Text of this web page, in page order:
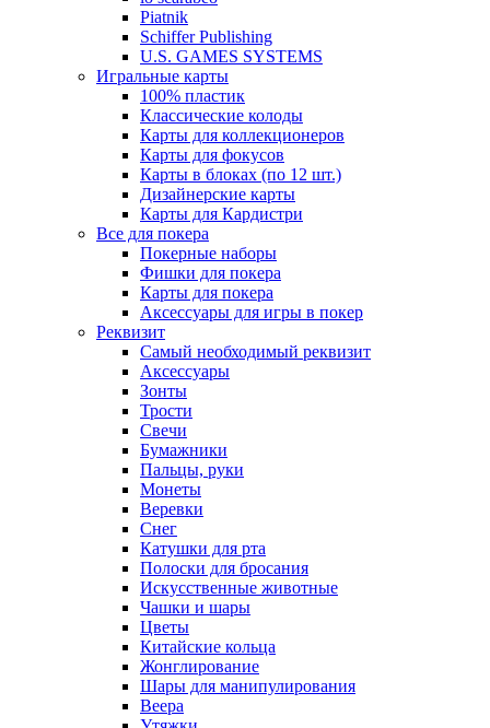
Piatnik
Schiffer Publishing
U.S. GAMES SYSTEMS
Игральные карты
100% пластик
Классические колоды
Карты для коллекционеров
Карты для фокусов
Карты в блоках (по 12 шт.)
Дизайнерские карты
Карты для Кардистри
Все для покера
Покерные наборы
Фишки для покера
Карты для покера
Аксессуары для игры в покер
Реквизит
Самый необходимый реквизит
Аксессуары
Зонты
Трости
Свечи
Бумажники
Пальцы, руки
Монеты
Веревки
Снег
Катушки для рта
Полоски для бросания
Искусственные животные
Чашки и шары
Цветы
Китайские кольца
Жонглирование
Шары для манипулирования
Веера